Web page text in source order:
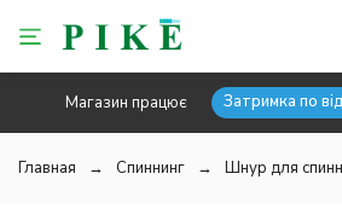
Магазин працює Затримка по
Главная Спиннинг Шнур для